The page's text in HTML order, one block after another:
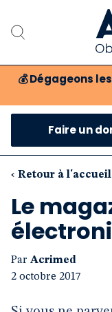
💰 Dégageons
Faire un
‹ Retour à l'accueil
Le
Par Acrimed
2 octobre 2017